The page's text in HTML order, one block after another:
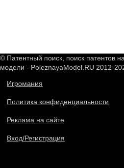
© Патентный поиск, поиск патентов
модели - PoleznayaModel.RU 2012-
Игромания
Политика конфиденциальности
Реклама на сайте
Вход/Регистрация